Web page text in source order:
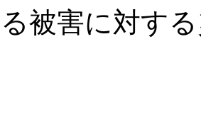
被害に対す